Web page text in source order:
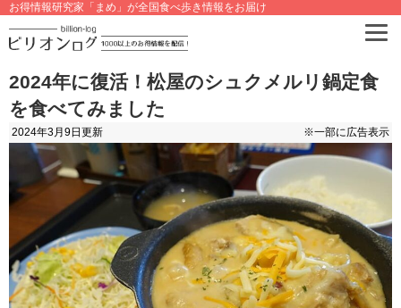
お得情報研究家「まめ」が全国食べ歩き情報をお届け
2024年に復活！松屋のシュクメルリ鍋定食
を食べてみました
2024年3月9日 更新 ※一部に広告表示